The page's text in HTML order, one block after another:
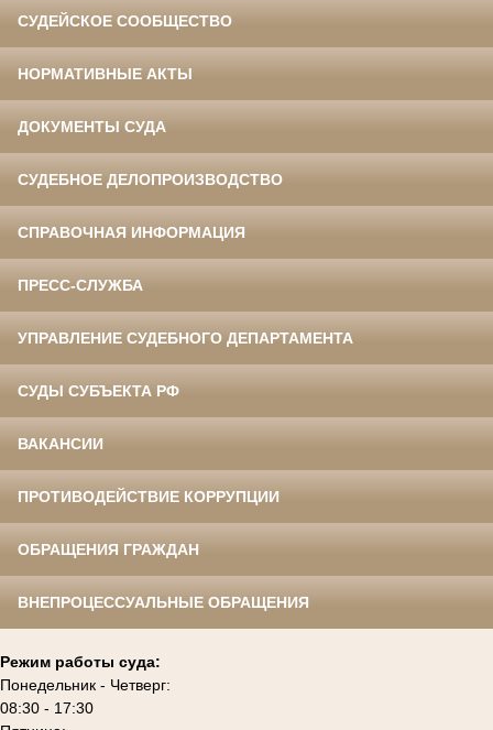
СУДЕЙСКОЕ СООБЩЕСТВО
НОРМАТИВНЫЕ АКТЫ
ДОКУМЕНТЫ СУДА
СУДЕБНОЕ ДЕЛОПРОИЗВОДСТВО
СПРАВОЧНАЯ ИНФОРМАЦИЯ
ПРЕСС-СЛУЖБА
УПРАВЛЕНИЕ СУДЕБНОГО ДЕПАРТАМЕНТА
СУДЫ СУБЪЕКТА РФ
ВАКАНСИИ
ПРОТИВОДЕЙСТВИЕ КОРРУПЦИИ
ОБРАЩЕНИЯ ГРАЖДАН
ВНЕПРОЦЕССУАЛЬНЫЕ ОБРАЩЕНИЯ
Режим работы суда:
Понедельник - Четверг:
08:30 - 17:30